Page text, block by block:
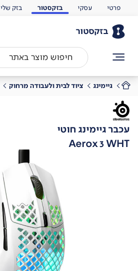
פרטי עסקי בזקסטור בזק שלי
בזקסטור
גיימינג ציוד לבית ולעבודה מרחוק
עכבר גיימינג חוטי
Aerox 3 WHT